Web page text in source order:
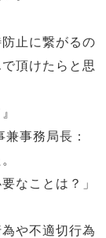
止に繋がるの
頂けたらと思
事務局長：
なことは？」
や不適切行為